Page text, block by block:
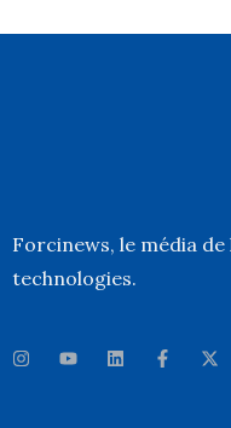
Forcinews, le média
technologies.